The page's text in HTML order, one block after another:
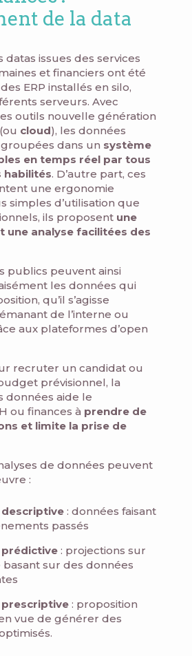
de la data
datas issues des services
et financiers ont été
ERP installés en silo,
serveurs. Avec
outils nouvelle génération
cloud), les données
dans un système
en temps réel par tous
habilités. D’autre part, ces
une ergonomie
simples d’utilisation que
ils proposent une
une analyse facilitées des
publics peuvent ainsi
les données qui
qu’il s’agisse
de l’interne ou
aux plateformes d’open
recruter un candidat ou
prévisionnel, la
données aide le
ou finances à prendre de
et limite la prise de
de données peuvent
:
descriptive : données faisant
passés
prédictive : projections sur
basant sur des données
prescriptive : proposition
vue de générer des